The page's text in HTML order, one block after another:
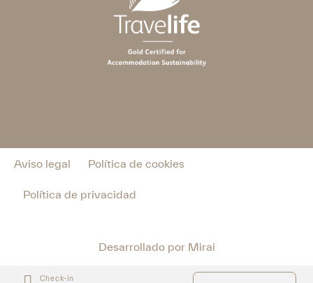
Check-in
Aviso legal Política de cookies
Política de privacidad
Desarrollado por Mirai